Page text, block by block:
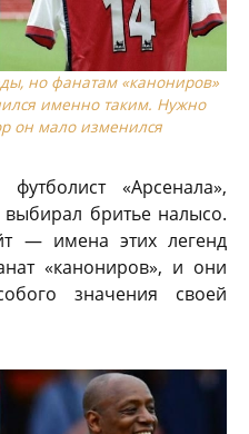
но фанатам «канониров»
именно таким. Нужно
он мало изменился
«Арсенала»,
бритье налысо.
— имена этих легенд
«канониров», и они
значения своей